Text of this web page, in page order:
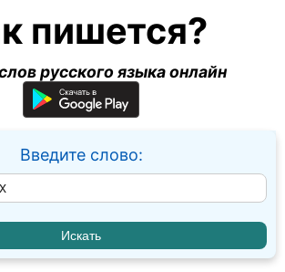
пишется?
русского языка онлайн
Введите слово: